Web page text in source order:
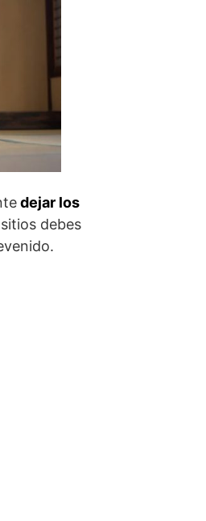
dejar los
debes